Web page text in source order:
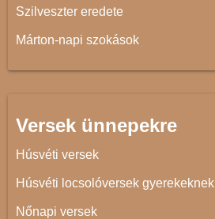
Szilveszter eredete
Márton-napi szokások
Versek ünnepekre
Húsvéti versek
Húsvéti locsolóversek gyerekeknek
Nőnapi versek